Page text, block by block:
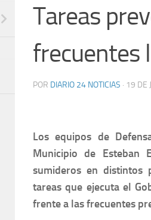
Tareas
frecuentes
POR DIARIO 24 NOTICIAS · 19 DE
Los equipos de
Municipio de Esteban
sumideros en distintos
tareas que ejecuta el
frente a las frecuentes